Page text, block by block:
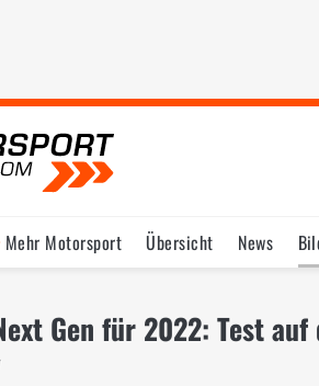
Mehr Motorsport Übersicht News
Gen für 2022: Test